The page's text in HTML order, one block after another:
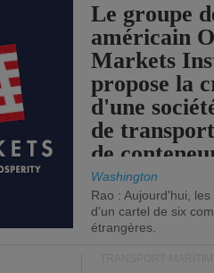
Le groupe
américain
Markets
propose la
d'une
de
de
Washington
Rao : Aujourd'hui,
d'un cartel de six
étrangères.